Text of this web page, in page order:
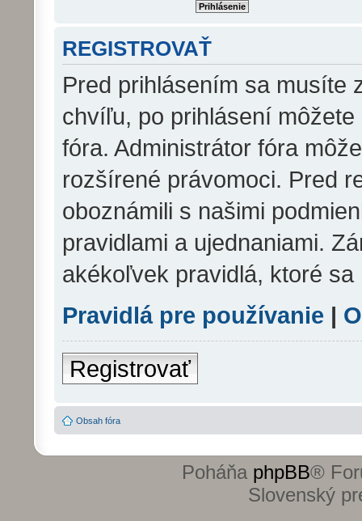
REGISTROVAŤ
Pred prihlásením sa musíte
chvíľu, po prihlásení
fóra. Administrátor fóra
rozšírené právomoci. Pred
oboznámili s našimi
pravidlami a ujednaniami.
akékoľvek pravidlá, ktoré sa
Pravidlá pre používanie |
Registrovať
Obsah fóra
Poháňa phpBB®
Slovenský